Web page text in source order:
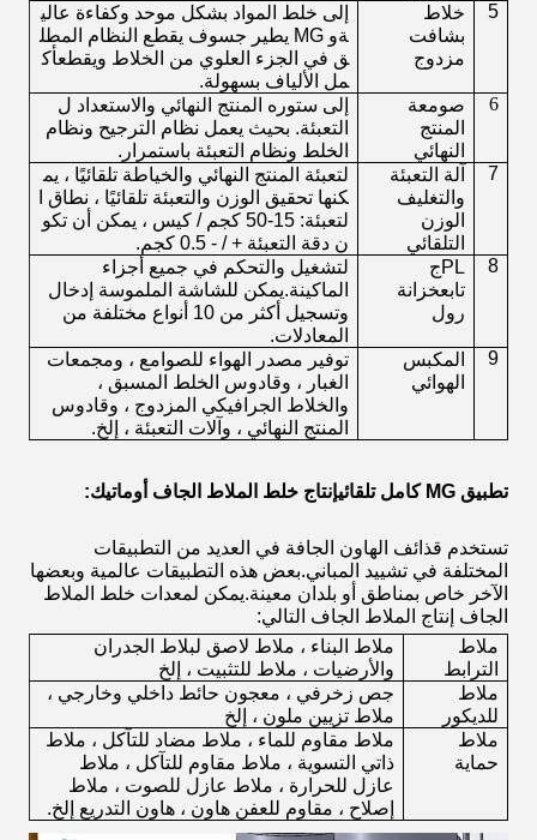
5
خلاط
بشافت
مزدوج
إلى خلط المواد بشكل موحد وكفاءة عالي
ةو
سوف يقطع النظام المطل
ق في الجزء العلوي من الخلاط ويقطعأك
مل الألياف بسهولة.
6
صومعة
المنتج
النهائي
إلى ستور ه المنتج النهائي والاستعداد ل
التعبئة. بحيث يعمل نظام الترجيح ونظام
الخلط ونظام التعبئة باستمرار.
7
آلة التعبئة
والتغليف
الوزن
التلقائي
لتعبئة المنتج النهائي والخياطة تلقائيًا ، يم
كنها تحقيق الوزن والتعبئة تلقائيًا ، نطاق ا
لتعبئة: 15-50 كجم / كيس ، يمكن أن تكو
ن دقة التعبئة + / - 0.5 كجم.
8
PLج
تابعخزانة
رول
لتشغيل والتحكم في جميع أجزاء
الماكينة.يمكن للشاشة الملموسة إدخال
وتسجيل أكثر من 10 أنواع مختلفة من
المعادلات.
9
المكبس
الهوائي
توفير مصدر الهواء للصوامع ، ومجمعات
الغبار ، وقادوس الخلط المسبق ،
والخلاط الجرافيكي المزدوج ، وقادوس
المنتج النهائي ، وآلات التعبئة ، إلخ.
تطبيق MG كامل تلقائيإنتاج خلط الملاط الجاف أوماتيك:
تستخدم قذائف الهاون الجافة في العديد من التطبيقات
المختلفة في تشييد المباني.بعض هذه التطبيقات عالمية وبعضها
الآخر خاص بمناطق أو بلدان معينة.يمكن لمعدات خلط الملاط
الجاف إنتاج الملاط الجاف التالي:
ملاط
الترابط
ملاط البناء ، ملاط ​​لاصق لبلاط الجدران
والأرضيات ، ملاط ​​للتثبيت ، إلخ
ملاط
للديكور
جص زخرفي ، معجون حائط داخلي وخارجي ،
ملاط ​​تزيين ملون ، إلخ
ملاط
حماية
ملاط مقاوم للماء ، ملاط ​​مضاد للتآكل ، ملاط ​​
ذاتي التسوية ، ملاط ​​مقاوم للتآكل ، ملاط ​​
عازل للحرارة ، ملاط ​​عازل للصوت ، ملاط ​​
إصلاح ، مقاوم للعفن هاون ، هاون التدريع إلخ.